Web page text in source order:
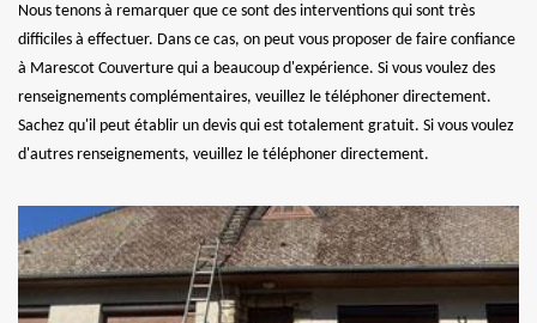
Nous tenons à remarquer que ce sont des interventions qui sont très
difficiles à effectuer. Dans ce cas, on peut vous proposer de faire confiance
à Marescot Couverture qui a beaucoup d'expérience. Si vous voulez des
renseignements complémentaires, veuillez le téléphoner directement.
Sachez qu'il peut établir un devis qui est totalement gratuit. Si vous voulez
d'autres renseignements, veuillez le téléphoner directement.